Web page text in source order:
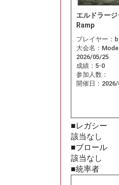
エルドラー
Ramp
プレイヤー：
大会名：
2026/05/25
成績： 5-0
参加人数：
開催日：
■レガシー
該当なし
■ブロール
該当なし
■統率者